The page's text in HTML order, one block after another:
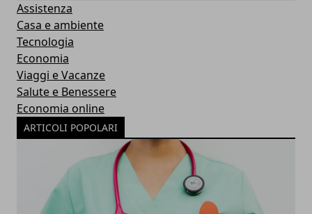
Assistenza
Casa e ambiente
Tecnologia
Economia
Viaggi e Vacanze
Salute e Benessere
Economia online
ARTICOLI POPOLARI